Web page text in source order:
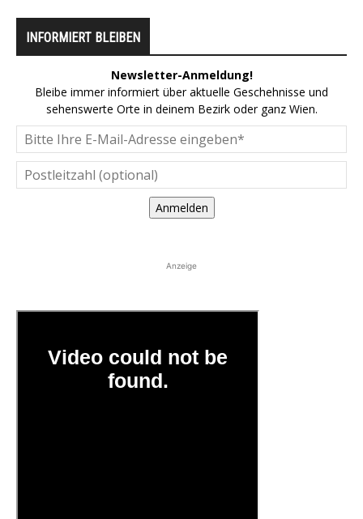
INFORMIERT BLEIBEN
Newsletter-Anmeldung!
Bleibe immer informiert über aktuelle Geschehnisse und
sehenswerte Orte in deinem Bezirk oder ganz Wien.
Anmelden
Anzeige